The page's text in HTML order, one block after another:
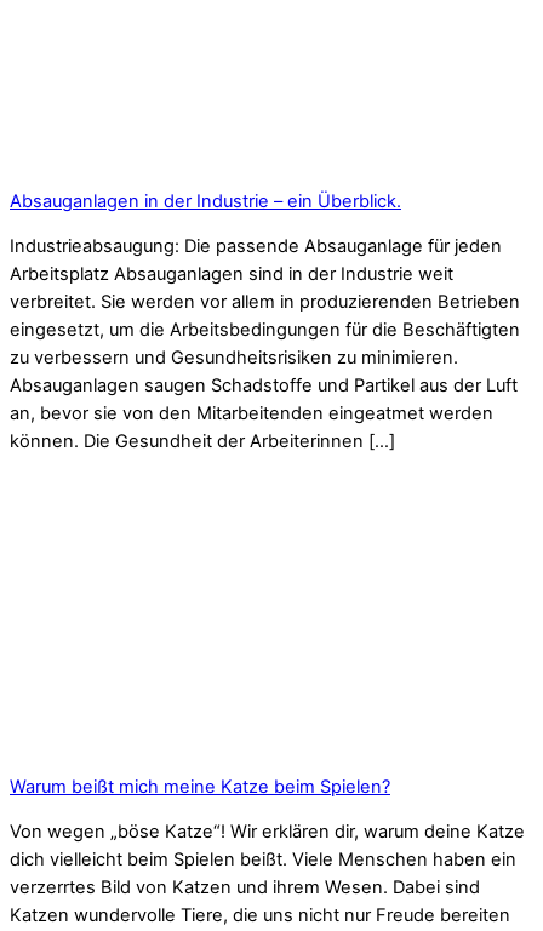
Absauganlagen in der Industrie – ein Überblick.
Industrieabsaugung: Die passende Absauganlage für jeden
Arbeitsplatz Absauganlagen sind in der Industrie weit
verbreitet. Sie werden vor allem in produzierenden Betrieben
eingesetzt, um die Arbeitsbedingungen für die Beschäftigten
zu verbessern und Gesundheitsrisiken zu minimieren.
Absauganlagen saugen Schadstoffe und Partikel aus der Luft
an, bevor sie von den Mitarbeitenden eingeatmet werden
können. Die Gesundheit der Arbeiterinnen […]
Warum beißt mich meine Katze beim Spielen?
Von wegen „böse Katze“! Wir erklären dir, warum deine Katze
dich vielleicht beim Spielen beißt. Viele Menschen haben ein
verzerrtes Bild von Katzen und ihrem Wesen. Dabei sind
Katzen wundervolle Tiere, die uns nicht nur Freude bereiten